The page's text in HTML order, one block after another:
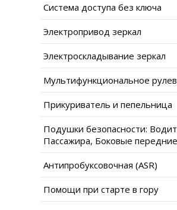
Система доступа без ключа
Электропривод зеркал
Электроскладывание зеркал
Мультифункциональное
Прикуриватель и пепельница
Подушки безопасности:
Пассажира, Боковые передние
Антипробуксовочная (ASR)
Помощи при старте в гору